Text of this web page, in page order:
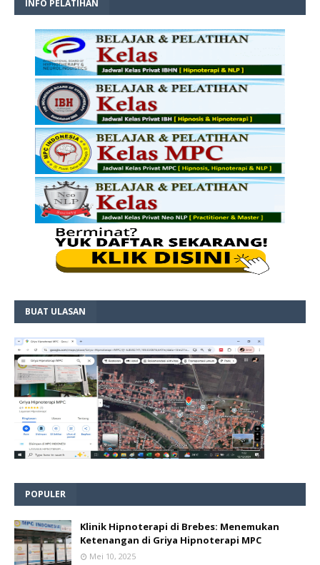
INFO PELATIHAN
BUAT ULASAN
POPULER
Klinik Hipnoterapi di Brebes: Menemukan
Ketenangan di Griya Hipnoterapi MPC
Mei 10, 2025